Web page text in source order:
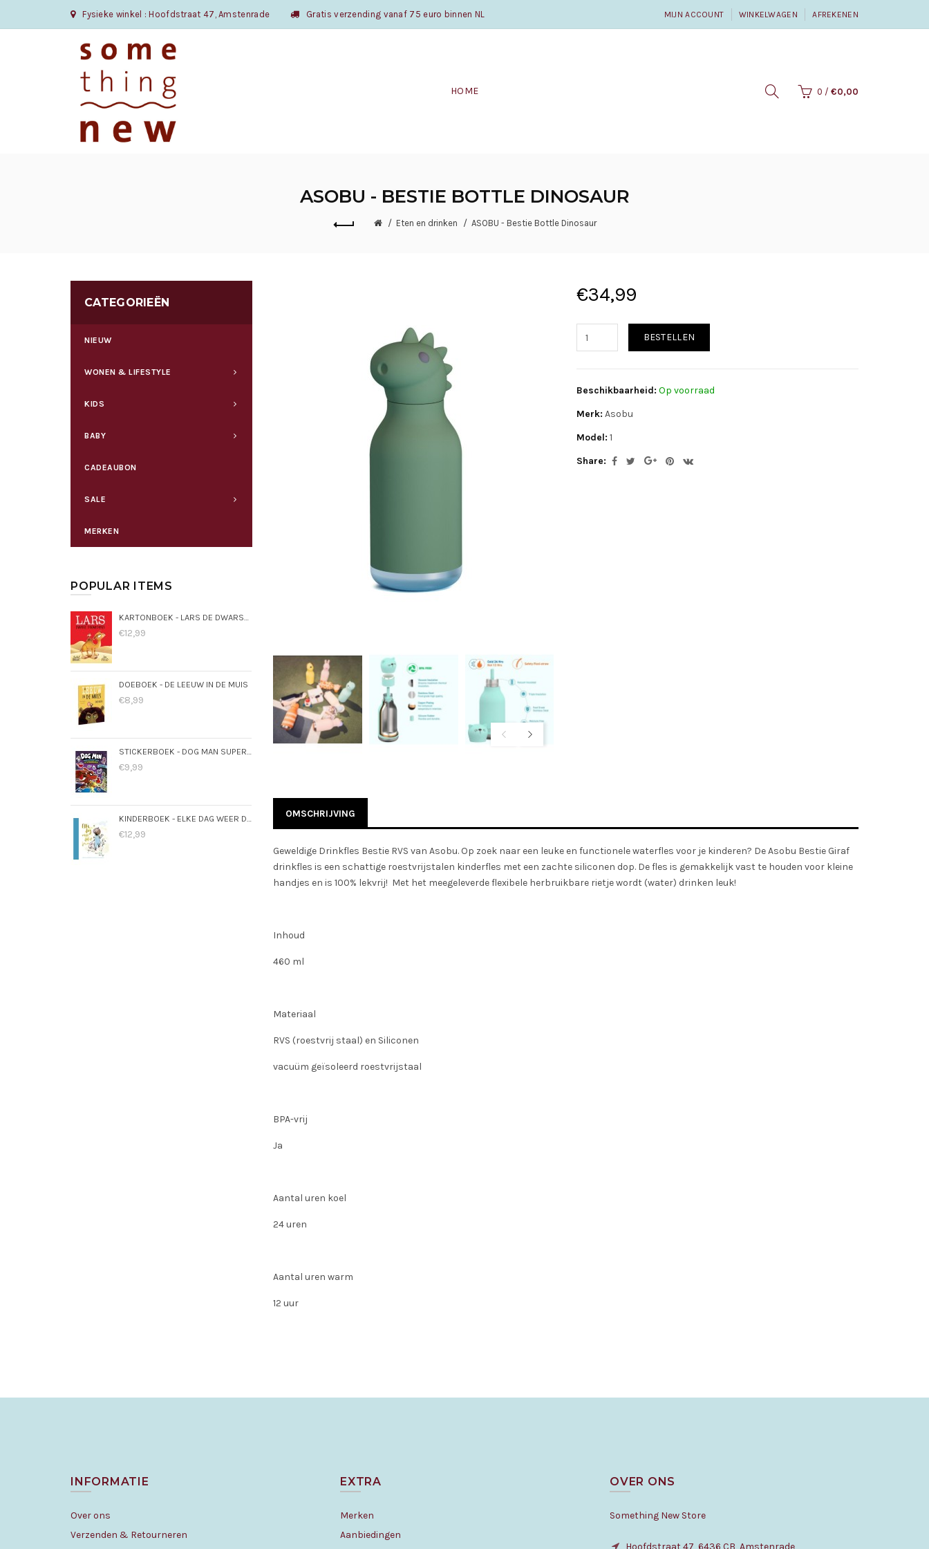
Fysieke winkel : Hoofdstraat 47, Amstenrade Gratis verzending vanaf 75 euro binnen NL MIJN ACCOUNT WINKELWAGEN AFREKENEN
HOME 0 / €0,00
ASOBU - BESTIE BOTTLE DINOSAUR
Eten en drinken ASOBU - Bestie Bottle Dinosaur
CATEGORIEËN
NIEUW
WONEN & LIFESTYLE
KIDS
BABY
CADEAUBON
SALE
MERKEN
POPULAR ITEMS
KARTONBOEK - LARS DE DWARSE DROMEDARIS
€12,99
DOEBOEK - DE LEEUW IN DE MUIS
€8,99
STICKERBOEK - DOG MAN SUPERMAATJES
€9,99
KINDERBOEK - ELKE DAG WEER DOL OP JOU
€12,99
€34,99
BESTELLEN
Beschikbaarheid: Op voorraad
Merk: Asobu
Model: 1
Share:
OMSCHRIJVING
Geweldige Drinkfles Bestie RVS van Asobu. Op zoek naar een leuke en functionele waterfles voor je kinderen? De Asobu Bestie Giraf
drinkfles is een schattige roestvrijstalen kinderfles met een zachte siliconen dop. De fles is gemakkelijk vast te houden voor kleine
handjes en is 100% lekvrij! Met het meegeleverde flexibele herbruikbare rietje wordt (water) drinken leuk!
Inhoud
460 ml
Materiaal
RVS (roestvrij staal) en Siliconen
vacuüm geïsoleerd roestvrijstaal
BPA-vrij
Ja
Aantal uren koel
24 uren
Aantal uren warm
12 uur
INFORMATIE
Over ons
Verzenden & Retourneren
EXTRA
Merken
Aanbiedingen
OVER ONS
Something New Store
Hoofdstraat 47, 6436 CB, Amstenrade